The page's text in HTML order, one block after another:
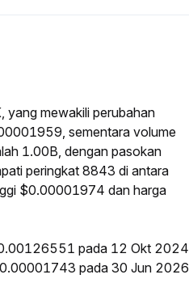
yang mewakili perubahan
sementara volume
1.00B, dengan pasokan
peringkat 8843 di antara
$0.00001974 dan harga
pada 12 Okt 2024
pada 30 Jun 2026